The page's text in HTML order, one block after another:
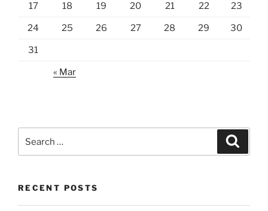
17 18 19 20 21 22 23
24 25 26 27 28 29 30
31
« Mar
for:
RECENT POSTS